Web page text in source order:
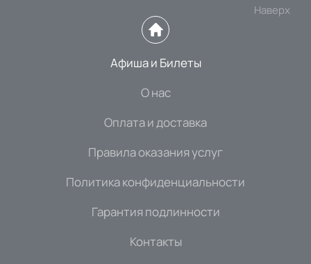
Наверх
Афиша и Билеты
О нас
Оплата и доставка
Правила оказания услуг
Политика конфиденциальности
Гарантия подлинности
Контакты